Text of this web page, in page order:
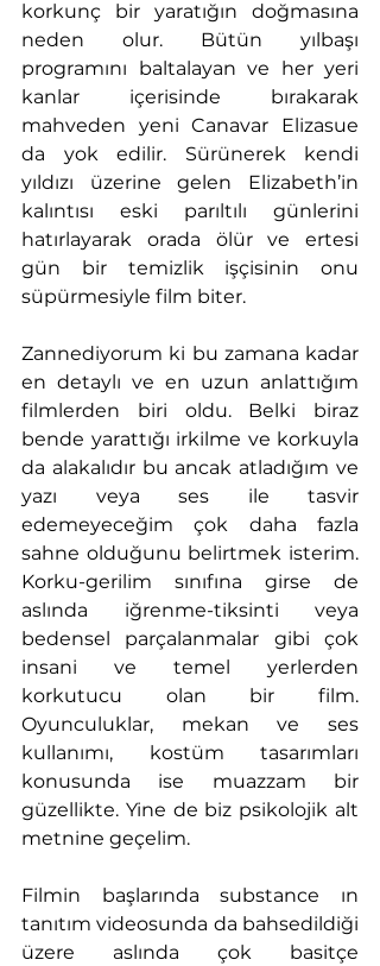
korkunç bir yaratığın doğmasına
neden olur. Bütün yılbaşı
programını baltalayan ve her yeri
kanlar içerisinde bırakarak
mahveden yeni Canavar Elizasue
da yok edilir. Sürünerek kendi
yıldızı üzerine gelen Elizabeth’in
kalıntısı eski parıltılı günlerini
hatırlayarak orada ölür ve ertesi
gün bir temizlik işçisinin onu
süpürmesiyle film biter.
Zannediyorum ki bu zamana kadar
en detaylı ve en uzun anlattığım
filmlerden biri oldu. Belki biraz
bende yarattığı irkilme ve korkuyla
da alakalıdır bu ancak atladığım ve
yazı veya ses ile tasvir
edemeyeceğim çok daha fazla
sahne olduğunu belirtmek isterim.
Korku-gerilim sınıfına girse de
aslında iğrenme-tiksinti veya
bedensel parçalanmalar gibi çok
insani ve temel yerlerden
korkutucu olan bir film.
Oyunculuklar, mekan ve ses
kullanımı, kostüm tasarımları
konusunda ise muazzam bir
güzellikte. Yine de biz psikolojik alt
metnine geçelim.
Filmin başlarında substance ın
tanıtım videosunda da bahsedildiği
üzere aslında çok basitçe